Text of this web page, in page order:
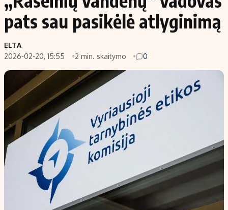
Energetika
Ekonomika
NT ir statybos
Technologijos
Laisvalaikis
Populiarios temos
Investavimas
Akcijų rinka
Saulės elektrinės
Kriptovaliutos
Infliacija
Migracija
Titulinis
Nedarbo išmokos skaičiuoklė
Indėliai
Indėlių skaičiuoklė
Būsto finansai
Įdomios naujienos
pats sau pasikėlė atlyginimą
ELTA
2026-02-20, 15:55
2 min. skaitymo 0